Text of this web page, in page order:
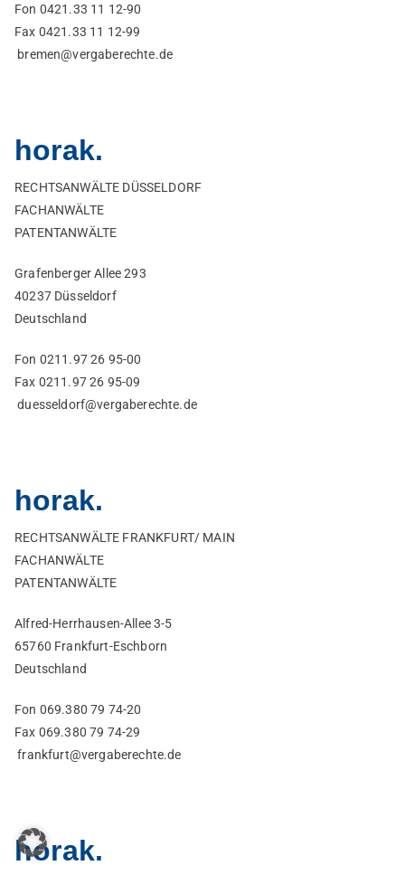
Fon 0421.33 11 12-90
Fax 0421.33 11 12-99
bremen@vergaberechte.de
horak.
RECHTSANWÄLTE DÜSSELDORF
FACHANWÄLTE
PATENTANWÄLTE
Grafenberger Allee 293
40237 Düsseldorf
Deutschland
Fon 0211.97 26 95-00
Fax 0211.97 26 95-09
duesseldorf@vergaberechte.de
horak.
RECHTSANWÄLTE FRANKFURT/ MAIN
FACHANWÄLTE
PATENTANWÄLTE
Alfred-Herrhausen-Allee 3-5
65760 Frankfurt-Eschborn
Deutschland
Fon 069.380 79 74-20
Fax 069.380 79 74-29
frankfurt@vergaberechte.de
horak.